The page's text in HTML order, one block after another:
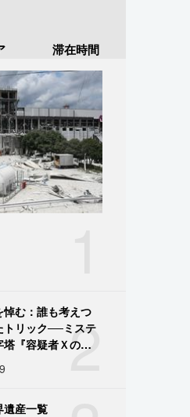
滞在時間
2
悼む：誰も考えつ
トリック──ミステ
塔『容疑者Ｘの献
遺産一覧